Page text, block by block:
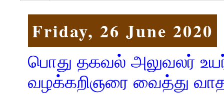
Friday, 26 June 2020
பொது தகவல் அலுவலர்
வழக்கறிஞரை வைத்து